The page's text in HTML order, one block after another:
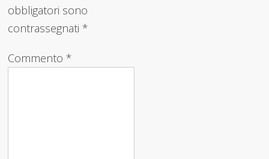
obbligatori sono
contrassegnati*
Commento*